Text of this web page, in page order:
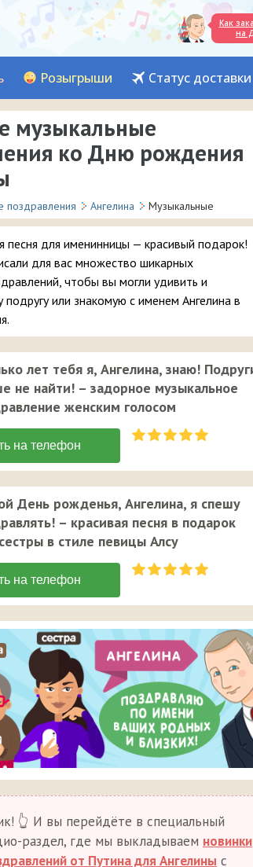
Как
на
Розыгрыши Статус доставки
музыкальные
ко Дню рождения
поздравления Ангелина Музыкальные
песня для именинницы — красивый подарок!
для вас множество шикарных
чтобы вы могли удивить и
или знакомую с именем Ангелина в
лет тебя я, Ангелина, знаю!
не найти! – задорное музыкальное
женским голосом
День рожденья, Ангелина, я спешу
– красивая песня в подарок
в стиле певицы Алсу
👆 И вы перейдёте в специальный
раздел, где мы выкладываем новинки
от Путина для Ангелины с